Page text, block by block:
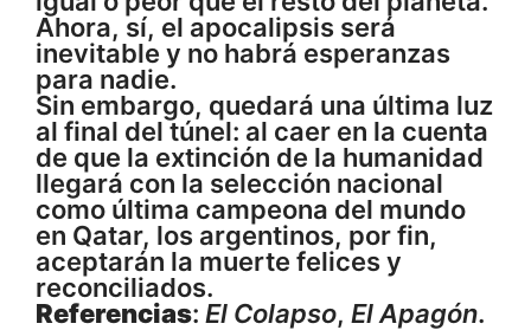
Ahora, sí, el apocalipsis será
inevitable y no habrá esperanzas
para nadie.
Sin embargo, quedará una última luz
al final del túnel: al caer en la cuenta
de que la extinción de la humanidad
llegará con la selección nacional
como última campeona del mundo
en Qatar, los argentinos, por fin,
aceptarán la muerte felices y
reconciliados.
Referencias: El Colapso, El Apagón.